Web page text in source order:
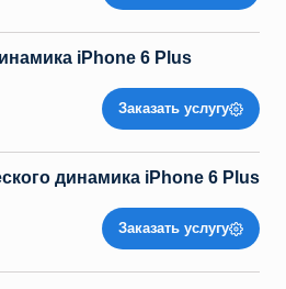
iPhone 6 Plus
Заказать услугу
динамика iPhone 6 Plus
Заказать услугу